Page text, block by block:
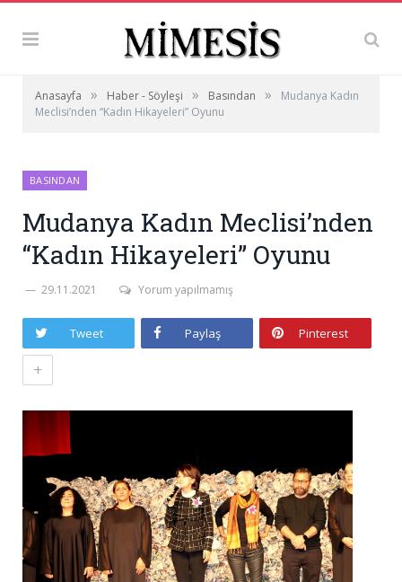
Anasayfa » Haber - Söyleşi » Basından »
Mudanya Kadın
Meclisi’nden “Kadın Hikayeleri” Oyunu
BASINDAN
Mudanya Kadın Meclisi’nden
“Kadın Hikayeleri” Oyunu
29.11.2021 Yorum yapılmamış
Tweet Paylaş Pinterest
+